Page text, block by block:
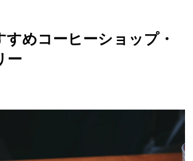
すめコーヒーショップ・
ー